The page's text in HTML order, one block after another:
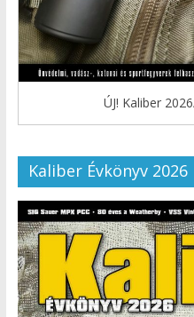
ÚJ! Kaliber
Kaliber Évkönyv 2026